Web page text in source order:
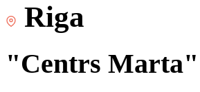
Riga
"Centrs Marta"